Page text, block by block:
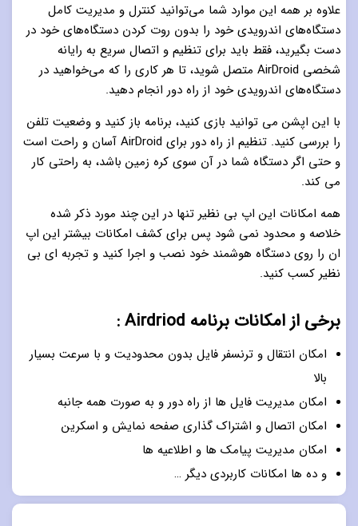
علاوه بر همه این موارد شما می‌توانید کنترل و مدیریت کامل
دستگاه‌های اندرویدی خود را بدون روت کردن دستگاه‌های خود در
دست بگیرید، فقط باید برای تنظیم و اتصال سریع به رایانه
شخصی AirDroid متصل شوید، تا هر کاری را که می‌خواهید در
دستگاه‌های اندرویدی خود از راه دور انجام دهید.
با این اپشن می توانید بازی کنید، برنامه باز کنید و وضعیت تلفن
را بررسی کنید. تنظیم از راه دور برای AirDroid آسان و راحت است
و حتی اگر دستگاه شما در آن سوی کره زمین باشد، به راحتی کار
می کند.
همه امکانات این اپ بی نظیر تنها در این چند مورد ذکر شده
خلاصه و محدود نمی شود پس برای کشف امکانات بیشتر این اپ
ان را روی دستگاه هوشمند خود نصب و اجرا کنید و تجربه ای بی
نظیر کسب کنید.
برخی از امکانات برنامه Airdriod :
امکان انتقال و ترنسفر فایل بدون محدودیت و با سرعت بسیار
بالا
امکان مدیریت فایل ها از راه دور و به صورت همه جانبه
امکان اتصال و اشتراک گذاری صفحه نمایش و اسکرین
امکان مدیریت پیامک ها و اطلاعیه ها
و ده ها امکانات کاربردی دیگر …